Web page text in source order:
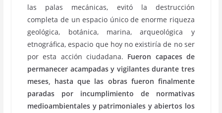
las palas mecánicas, evitó la destrucción
completa de un espacio único de enorme riqueza
geológica, botánica, marina, arqueológica y
etnográfica, espacio que hoy no existiría de no ser
por esta acción ciudadana. Fueron capaces de
permanecer acampadas y vigilantes durante tres
meses, hasta que las obras fueron finalmente
paradas por incumplimiento de normativas
medioambientales y patrimoniales y abiertos los